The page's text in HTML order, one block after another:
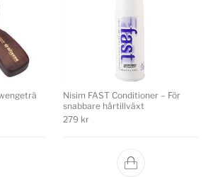
Nisim FAST Conditioner – För
snabbare hårtillväxt
279 kr